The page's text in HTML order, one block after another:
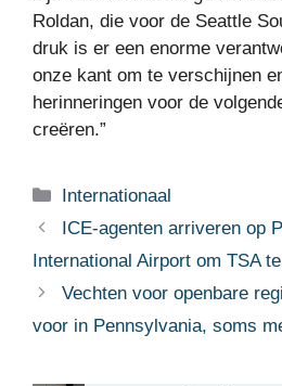
Roldan, die voor de Seattle
druk is er een enorme
onze kant om te verschijnen
herinneringen voor de
creëren.”
Categorieën
Internationaal
ICE-agenten arriveren op
International Airport om TSA
Vechten voor openbare
voor in Pennsylvania, soms